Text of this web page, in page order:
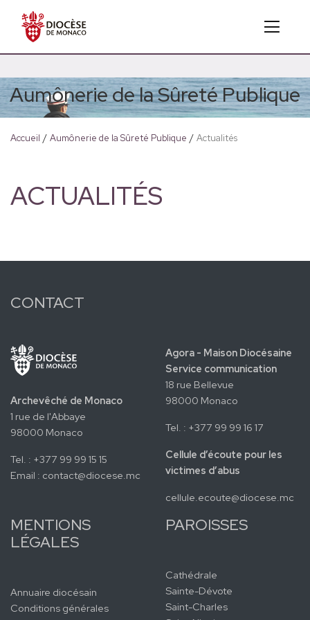
Aumônerie de la Sûreté Publique
Accueil / Aumônerie de la Sûreté Publique / Actualités
ACTUALITÉS
CONTACT
Archevêché de Monaco
1 rue de l'Abbaye
98000 Monaco
Tel. : +377 99 99 15 15
Email : contact@diocese.mc
Agora - Maison Diocésaine
Service communication
18 rue Bellevue
98000 Monaco
Tel. : +377 99 99 16 17
Cellule d’écoute pour les
victimes d’abus
cellule.ecoute@diocese.mc
MENTIONS
LÉGALES
Annuaire diocésain
Conditions générales
PAROISSES
Cathédrale
Sainte-Dévote
Saint-Charles